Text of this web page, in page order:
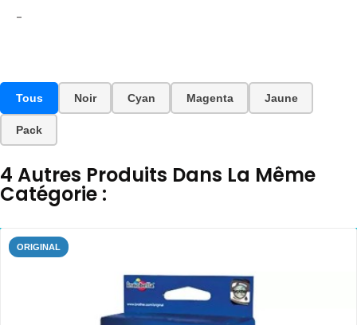
-
Tous Noir Cyan Magenta Jaune
Pack
4 Autres Produits Dans La Même
Catégorie :
ORIGINAL